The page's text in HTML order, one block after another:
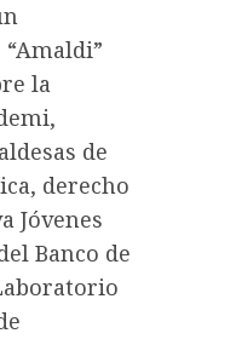
la
de
derecho
Jóvenes
Banco de